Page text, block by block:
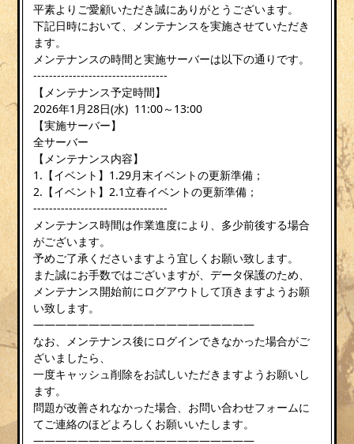
平素よりご愛顧いただき誠にありがとうございます。
下記日時において、メンテナンスを実施させていただき
ます。
メンテナンスの時間と実施サーバーは以下の通りです。
----------------------------------
【メンテナンス予定時間】
2026年1月28日(水) 11:00～13:00
【実施サーバー】
全サーバー
【メンテナンス内容】
1.【イベント】1.29月末イベントの更新準備；
2.【イベント】2.1立春イベントの更新準備；
----------------------------------
メンテナンス時間は作業進度により、多少前後する場合
がございます。
予めご了承くださいますよう宜しくお願い致します。
また誠にお手数ではございますが、データ保護のため、
メンテナンス開始前にログアウトして頂きますようお願
い致します。
————————————————————
なお、メンテナンス後にログインできなかった場合がご
ざいましたら、
一度キャッシュ削除をお試しいただきますようお願いし
ます。
問題が改善されなかった場合、お問い合わせフォームに
てご連絡のほどよろしくお願いいたします。
————————————————————